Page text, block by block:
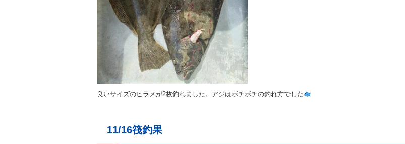
良いサイズのヒラメが2枚釣れました。アジはボチボチの釣れ方でした
11/16筏釣果